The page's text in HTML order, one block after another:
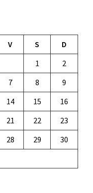
V S
D
1
2
7 8
9
14 15
16
21 22
23
28 29
30